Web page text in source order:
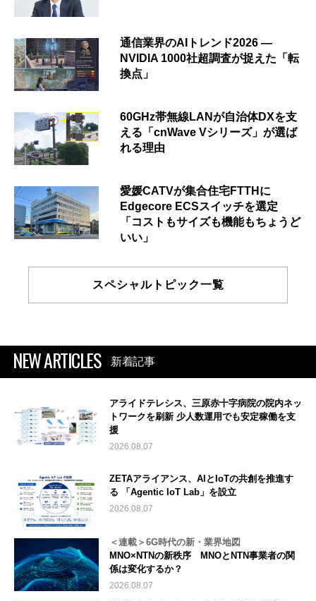
通信業界のAIトレンド2026 ―
NVIDIA 1000社超調査が捉えた「転
換点」
60GHz帯無線LANが自治体DXを支
える「cnWave Vシリーズ」が選ば
れる理由
愛媛CATVが集合住宅FTTHに
Edgecore ECSスイッチを選定
「コストもサイズも機能もちょうど
いい」
スペシャルトピック一覧
NEW ARTICLES 新着記事
アライドテレシス、三原赤十字病院の院内ネッ
トワークを刷新 少人数運用でも安定稼働を支
援
2026.08.07
ZETAアライアンス、AIとIoTの共創を推進す
る 「Agentic IoT Lab」を設立
2026.08.07
＜連載＞6G時代の新・業界地図
MNO×NTNの新秩序 MNOとNTN事業者の関
係は変化するか？
2026.08.07